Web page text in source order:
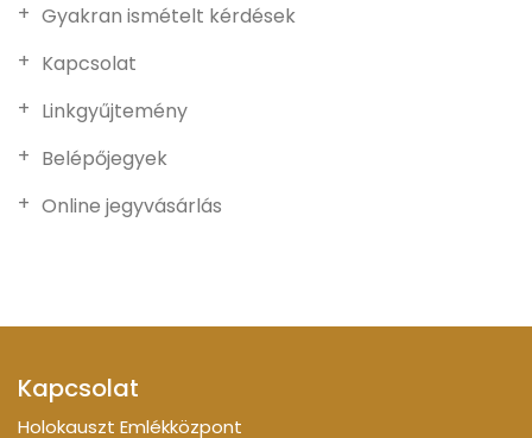
Gyakran ismételt kérdések
Kapcsolat
Linkgyűjtemény
Belépőjegyek
Online jegyvásárlás
Kapcsolat
Holokauszt Emlékközpont